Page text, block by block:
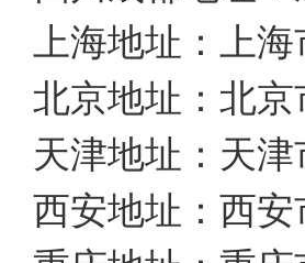
上海地址：上
北京地址：北
天津地址：天
西安地址：西